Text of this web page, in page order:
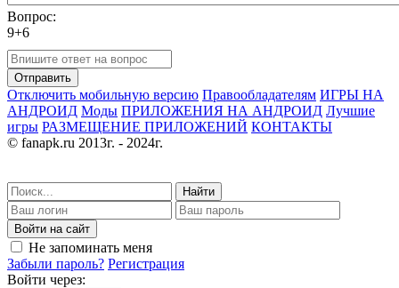
Вопрос:
9+6
Отправить
Отключить мобильную версию Правообладателям ИГРЫ НА
АНДРОИД Моды ПРИЛОЖЕНИЯ НА АНДРОИД Лучшие
игры РАЗМЕЩЕНИЕ ПРИЛОЖЕНИЙ КОНТАКТЫ
© fanapk.ru 2013г. - 2024г.
Найти
Войти на сайт
Не запоминать меня
Забыли пароль? Регистрация
Войти через: